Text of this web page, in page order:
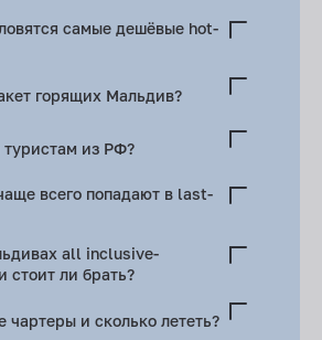
гестхаус 3*, 180–200 тыс. рублей.
— от 260 тыс. Water-villa 5* — 400
самые дешёвые hot-
муссон, и конец сентября –
старта high-season.
горящих Мальдив?
питание, страховка, налоги GST.
из РФ?
бесплатный. За 96–6 часов до вылета
анкета IMUGA.
всего попадают в last-
Ари, Баа — туда трансфер
all inclusive-
стоит ли брать?
весь отпуск на острове-
чартеры и сколько лететь?